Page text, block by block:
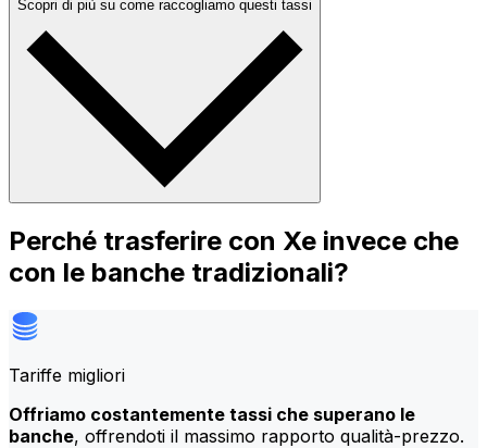
Scopri di più su come raccogliamo questi tassi
Perché trasferire con Xe invece che
con le banche tradizionali?
Tariffe migliori
Offriamo costantemente tassi che superano le
banche, offrendoti il massimo rapporto qualità-prezzo.